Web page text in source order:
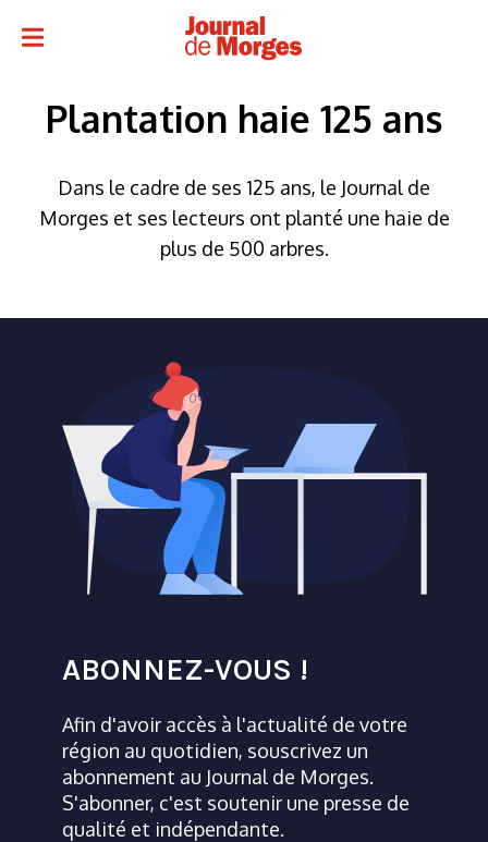
Plantation haie 125 ans
Dans le cadre de ses 125 ans, le Journal de
Morges et ses lecteurs ont planté une haie de
plus de 500 arbres.
ABONNEZ-VOUS !
Afin d'avoir accès à l'actualité de votre
région au quotidien, souscrivez un
abonnement au Journal de Morges.
S'abonner, c'est soutenir une presse de
qualité et indépendante.